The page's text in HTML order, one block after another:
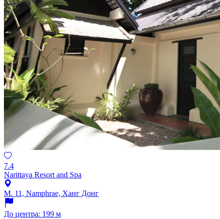
7.4
Narittaya Resort and Spa
M. 11, Namphrae, Ханг Донг
До центра: 199 м